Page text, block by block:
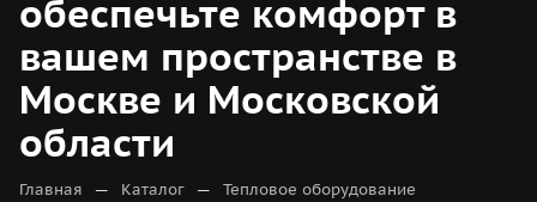
обеспечьте комфорт в
вашем пространстве в
Москве и Московской
области
Главная — Каталог — Тепловое оборудование